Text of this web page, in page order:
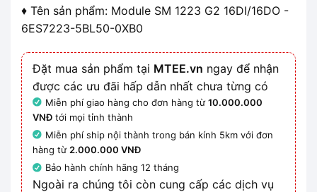
♦ Tên sản phẩm: Module SM 1223 G2 16DI/16DO -
6ES7223-5BL50-0XB0
Đặt mua sản phẩm tại MTEE.vn ngay để nhận
được các ưu đãi hấp dẫn nhất chưa từng có
Miễn phí giao hàng cho đơn hàng từ10.000.000
VNĐ tới mọi tỉnh thành
Miễn phí ship nội thành trong bán kính 5km với đơn
hàng từ2.000.000 VNĐ
Bảo hành chính hãng 12 tháng
Ngoài ra chúng tôi còn cung cấp các dịch vụ